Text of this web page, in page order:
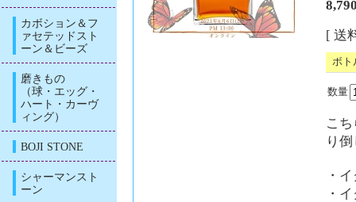
カボション＆フ
ァセテッドスト
ーン＆ビーズ
磨きもの
（球・エッグ・
ハート・カーヴ
ィング）
BOJI STONE
シャーマンスト
ーン
[ 送
ボト
数量
こ
り
・
・